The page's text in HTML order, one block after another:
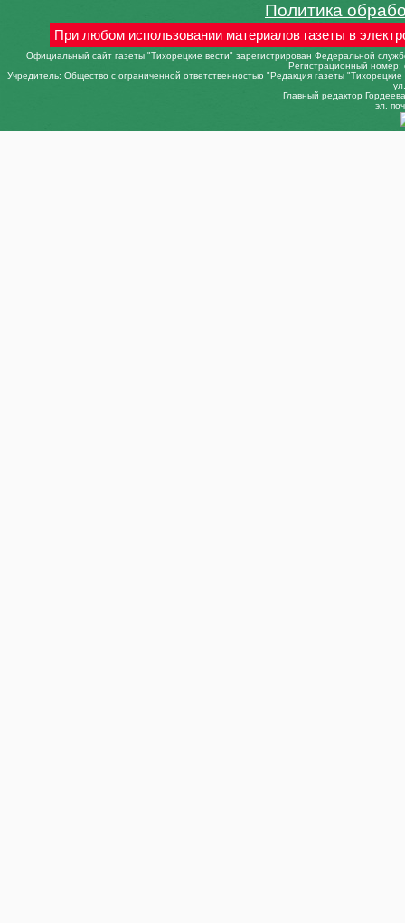
Политика
При любом использовании материалов газеты в
Официальный сайт газеты "Тихорецкие вести" зарегистрирован Федеральной
Регистрационный
Учредитель: Общество с ограниченной ответственностью "Редакция газеты
Главный редактор
эл.